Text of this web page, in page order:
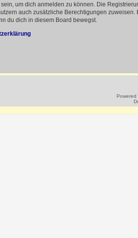
um dich anmelden zu können. Die
auch zusätzliche Berechtigungen
du dich in diesem Board bewegst.
Powered